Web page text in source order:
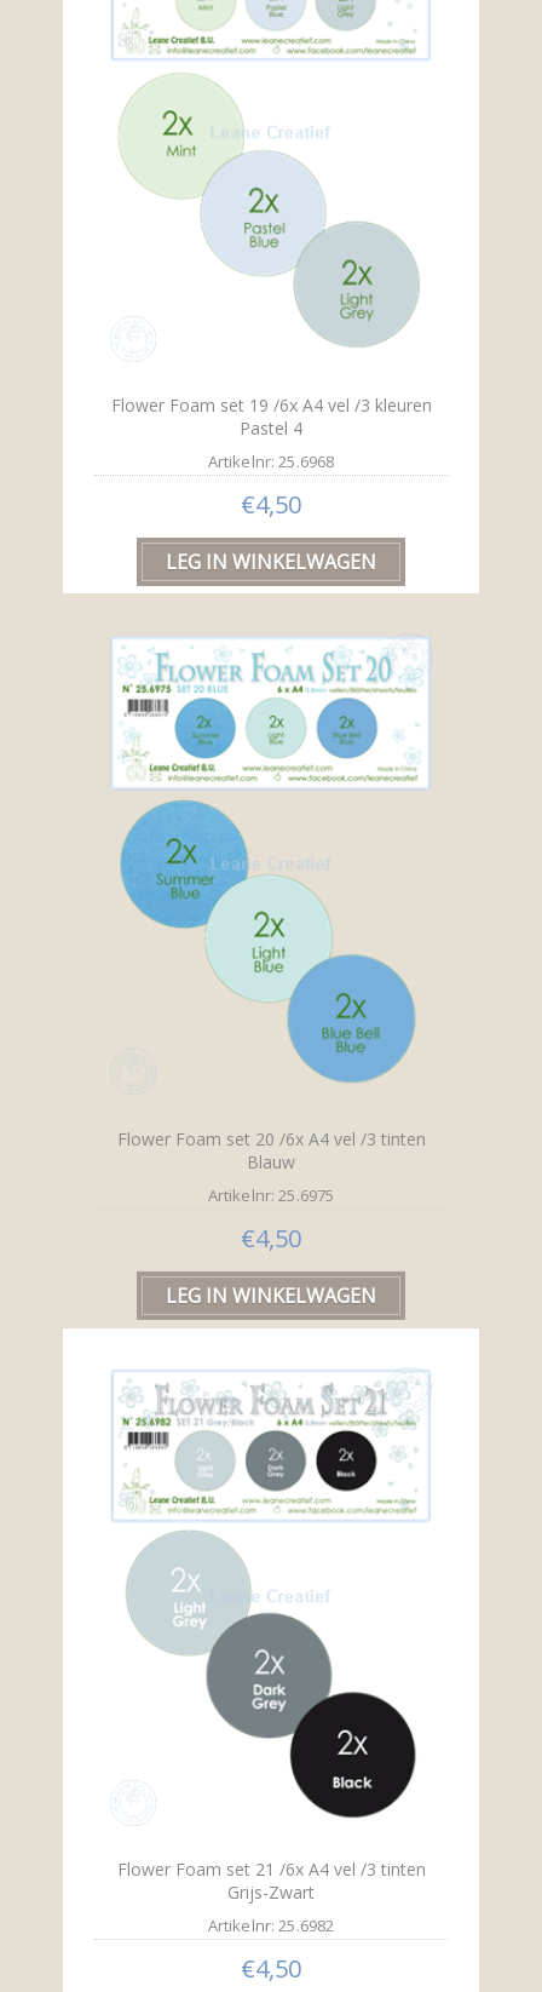
Flower Foam set 19 /6x A4 vel /3 kleuren
Pastel 4
Artikelnr: 25.6968
€4,50
Flower Foam set 20 /6x A4 vel /3 tinten
Blauw
Artikelnr: 25.6975
€4,50
Flower Foam set 21 /6x A4 vel /3 tinten
Grijs-Zwart
Artikelnr: 25.6982
€4,50